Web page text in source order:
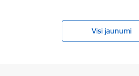
Visi jaunumi